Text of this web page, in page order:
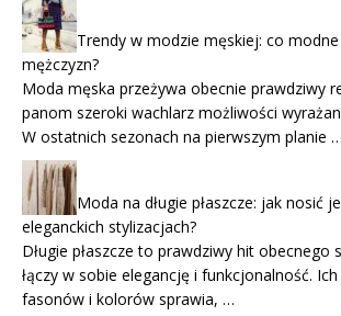
Trendy w modzie męskiej: co
mężczyzn?
Moda męska przeżywa obecnie prawdziwy
panom szeroki wachlarz możliwości
W ostatnich sezonach na pierwszym planie …
Moda na długie płaszcze: jak nosić
eleganckich stylizacjach?
Długie płaszcze to prawdziwy hit obecnego
łączy w sobie elegancję i funkcjonalność.
fasonów i kolorów sprawia, …